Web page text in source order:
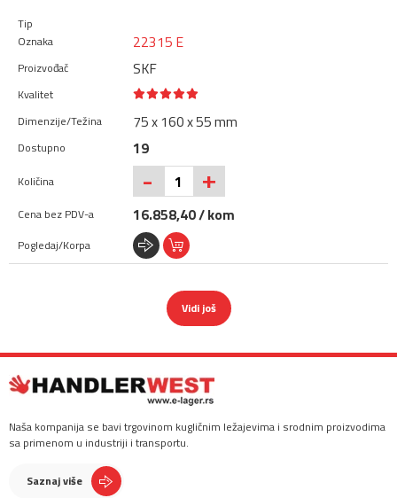
22315 E
SKF
75 x 160 x 55 mm
19
- +
16.858,40 / kom
Vidi još
Naša kompanija se bavi trgovinom kugličnim ležajevima i srodnim proizvodima
sa primenom u industriji i transportu.
Saznaj više